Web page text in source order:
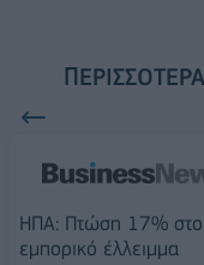
ΗΠΑ: Πτώση 17% στο
εμπορικό έλλειμμα